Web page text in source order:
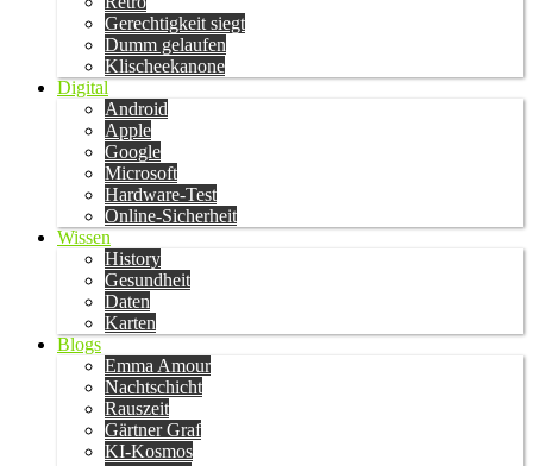
Gerechtigkeit siegt
Dumm gelaufen
Klischeekanone
Digital
Android
Apple
Google
Microsoft
Hardware-Test
Online-Sicherheit
Wissen
History
Gesundheit
Daten
Karten
Blogs
Emma Amour
Nachtschicht
Rauszeit
Gärtner Graf
KI-Kosmos